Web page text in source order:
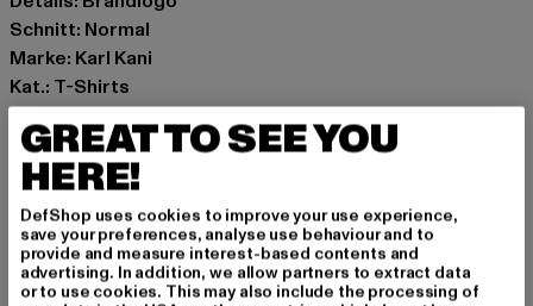
Schnitt: Normal
Marke: Karl Kani
Kat.: T-Shirts
Farbe: grün
Hersteller Farbe: green
Materialzusammensetzung: 100% Baumwolle
Hersteller: Urban Styles Agency GmbH & Co. KG |
agentur@urbanstylesagency.com
GREAT TO SEE YOU
HERE!
DefShop uses cookies to improve your use experience,
save your preferences, analyse use behaviour and to
provide and measure interest-based contents and
advertising. In addition, we allow partners to extract data
or to use cookies. This may also include the processing of